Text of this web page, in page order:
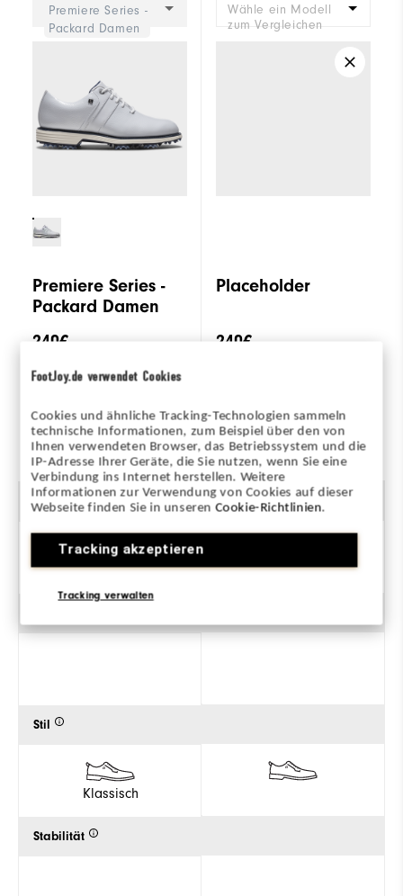
FootJoy.de verwendet Cookies
Cookies und ähnliche Tracking-Technologien sammeln
technische Informationen, zum Beispiel über den von
Ihnen verwendeten Browser, das Betriebssystem und die
IP-Adresse Ihrer Geräte, die Sie nutzen, wenn Sie eine
Verbindung ins Internet herstellen. Weitere
Informationen zur Verwendung von Cookies auf dieser
Webseite finden Sie in unserenCookie-Richtlinien.
Tracking akzeptieren
Tracking verwalten
Premiere Series -
Packard Damen
Premiere Series -
Packard Damen
240€
(3)
ZUM PRODUKT
Geschlecht
Damen
Stil
Klassisch
Stabilität
Wähle ein Modell
zum Vergleichen
Placeholder
240€
ZUM PRODUKT